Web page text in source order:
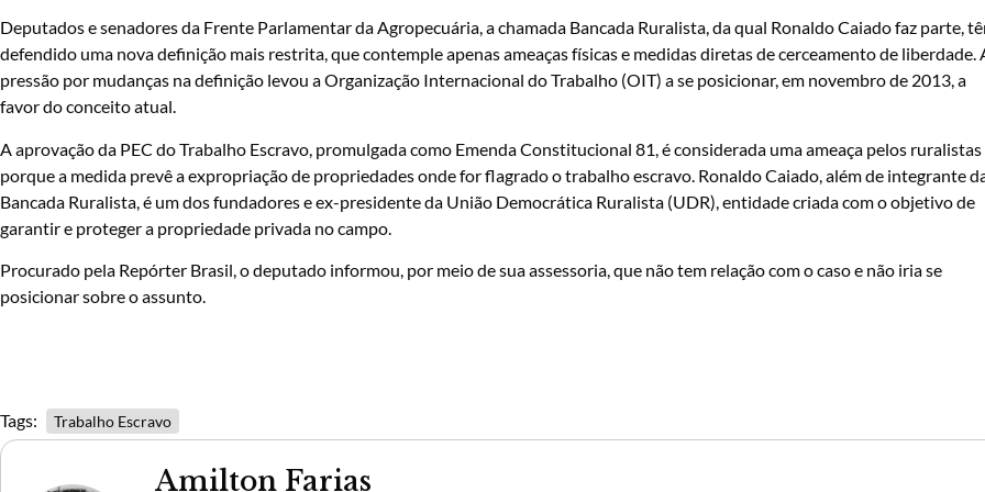
Deputados e senadores da Frente Parlamentar da Agropecuária, a chamada Bancada Ruralista, da qual Ronaldo Caiado faz parte,
defendido uma nova definição mais restrita, que contemple apenas ameaças físicas e medidas diretas de cerceamento de liberdade.
pressão por mudanças na definição levou a Organização Internacional do Trabalho (OIT) a se posicionar, em novembro de 2013, a
favor do conceito atual.
A aprovação da PEC do Trabalho Escravo, promulgada como Emenda Constitucional 81, é considerada uma ameaça pelos ruralistas
porque a medida prevê a expropriação de propriedades onde for flagrado o trabalho escravo. Ronaldo Caiado, além de integrante
Bancada Ruralista, é um dos fundadores e ex-presidente da União Democrática Ruralista (UDR), entidade criada com o objetivo de
garantir e proteger a propriedade privada no campo.
Procurado pela Repórter Brasil, o deputado informou, por meio de sua assessoria, que não tem relação com o caso e não iria se
posicionar sobre o assunto.
Tags: Trabalho Escravo
Amilton Farias